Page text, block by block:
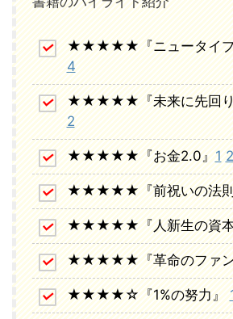
★★★★★『ニュータイプ
4
★★★★★『未来に先回り
2
★★★★★『お金2.0』1 2
★★★★★『前祝いの法
★★★★★『人新生の資
★★★★★『革命のファン
★★★★☆『1%の努力』